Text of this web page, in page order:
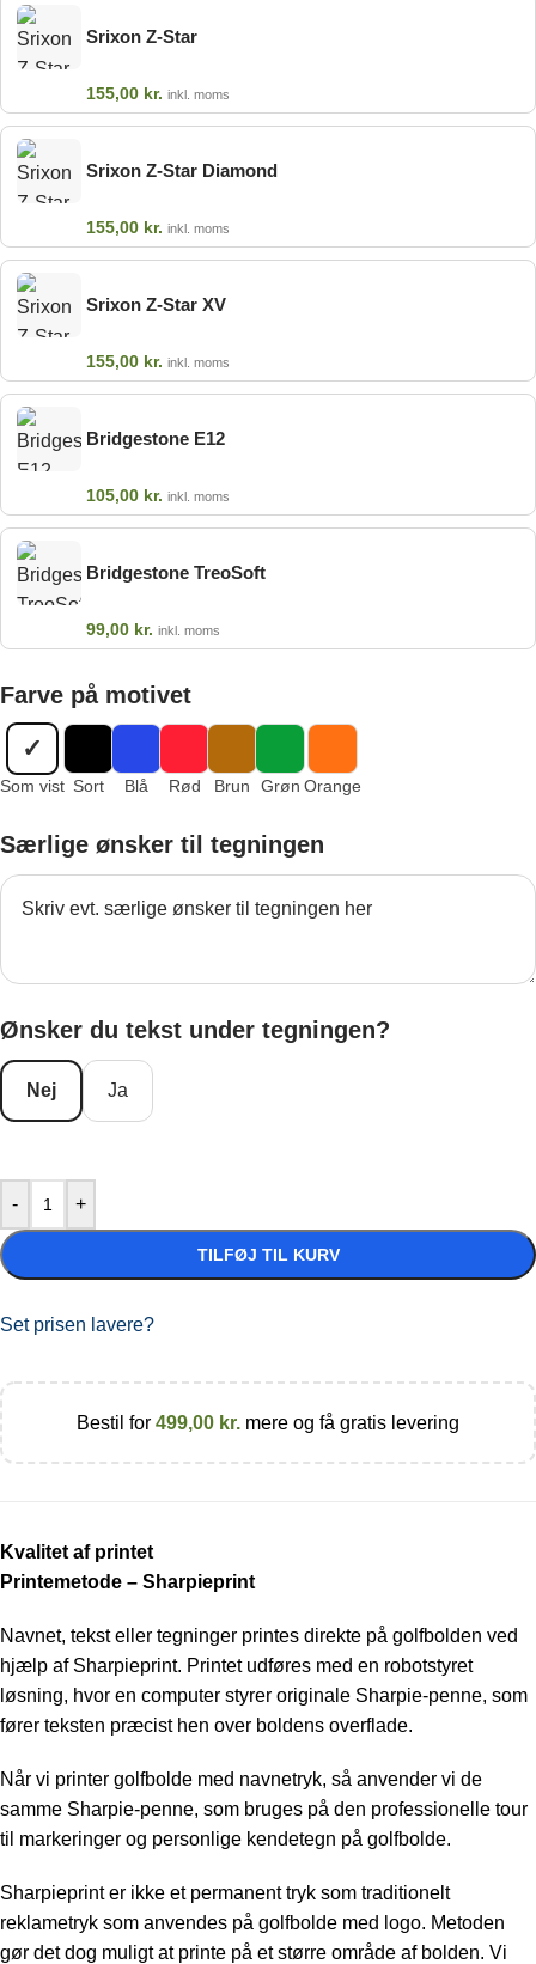
Srixon Z-Star
155,00 kr. inkl. moms
Srixon Z-Star Diamond
155,00 kr. inkl. moms
Srixon Z-Star XV
155,00 kr. inkl. moms
Bridgestone E12
105,00 kr. inkl. moms
Bridgestone TreoSoft
99,00 kr. inkl. moms
Farve på motivet
✓
Som vist Sort Blå Rød Brun Grøn Orange
Særlige ønsker til tegningen
Ønsker du tekst under tegningen?
Nej Ja
- +
TILFØJ TIL KURV
Set prisen lavere?
Bestil for 499,00 kr. mere og få gratis levering
Kvalitet af printet
Printemetode – Sharpieprint
Navnet, tekst eller tegninger printes direkte på golfbolden ved
hjælp af Sharpieprint. Printet udføres med en robotstyret
løsning, hvor en computer styrer originale Sharpie-penne, som
fører teksten præcist hen over boldens overflade.
Når vi printer golfbolde med navnetryk, så anvender vi de
samme Sharpie-penne, som bruges på den professionelle tour
til markeringer og personlige kendetegn på golfbolde.
Sharpieprint er ikke et permanent tryk som traditionelt
reklametryk som anvendes på golfbolde med logo. Metoden
gør det dog muligt at printe på et større område af bolden. Vi